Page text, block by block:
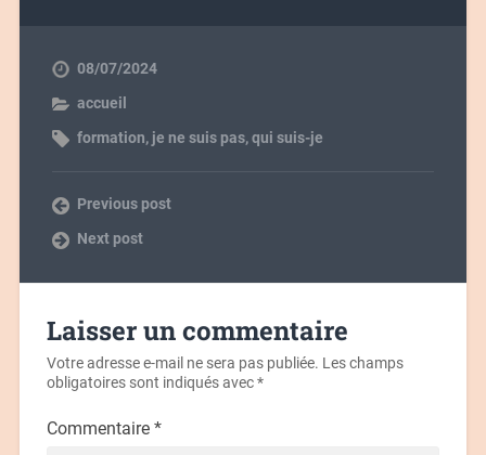
08/07/2024
accueil
formation, je ne suis pas,qui suis-je
Previous post
Next post
Laisser un commentaire
Votre adresse e-mail ne sera pas publiée. Les champs
obligatoires sont indiqués avec*
Commentaire *